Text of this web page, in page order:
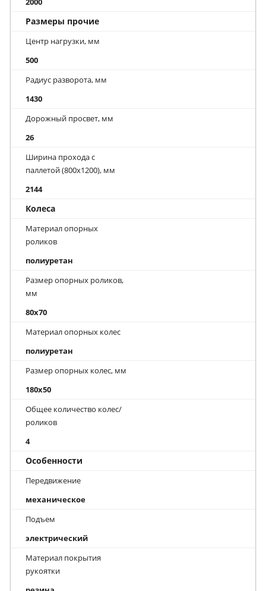
Размеры прочие
Центр нагрузки, мм
500
Радиус разворота, мм
1430
Дорожный просвет, мм
26
Ширина прохода с
паллетой (800х1200), мм
2144
Колеса
Материал опорных
роликов
полиуретан
Размер опорных роликов,
мм
80x70
Материал опорных колес
полиуретан
Размер опорных колес, мм
180x50
Общее количество колес/
роликов
4
Особенности
Передвижение
механическое
Подъем
электрический
Материал покрытия
рукоятки